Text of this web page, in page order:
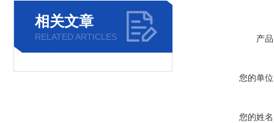
相关文章
RELATED ARTICLES 产
您的单
您的姓